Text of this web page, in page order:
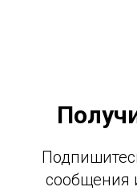
сообщения